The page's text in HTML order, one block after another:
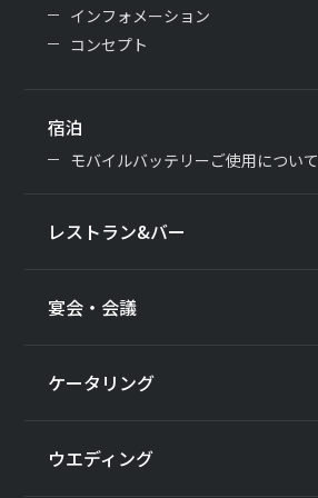
インフォメーション
コンセプト
宿泊
モバイルバッテリーご使用について
レストラン&バー
宴会・会議
ケータリング
ウエディング